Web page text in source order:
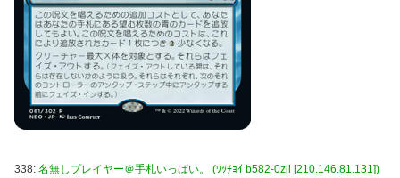
338: 名無しプレイヤー＠手札いっぱい。 (ﾜｯﾁｮｲ b582-0zjl [210.146.81.131])